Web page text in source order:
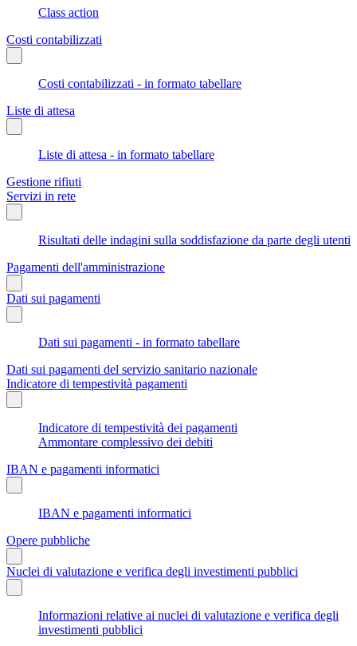
Class action
Costi contabilizzati
Costi contabilizzati - in formato tabellare
Liste di attesa
Liste di attesa - in formato tabellare
Gestione rifiuti
Servizi in rete
Risultati delle indagini sulla soddisfazione da parte degli utenti
Pagamenti dell'amministrazione
Dati sui pagamenti
Dati sui pagamenti - in formato tabellare
Dati sui pagamenti del servizio sanitario nazionale
Indicatore di tempestività pagamenti
Indicatore di tempestività dei pagamenti
Ammontare complessivo dei debiti
IBAN e pagamenti informatici
IBAN e pagamenti informatici
Opere pubbliche
Nuclei di valutazione e verifica degli investimenti pubblici
Informazioni relative ai nuclei di valutazione e verifica degli
investimenti pubblici